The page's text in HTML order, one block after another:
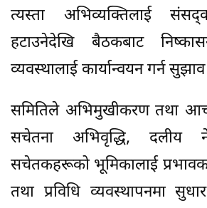
त्यस्ता अभिव्यक्तिलाई
हटाउनेदेखि बैठकबाट
व्यवस्थालाई कार्यान्वयन गर्न
समितिले अभिमुखीकरण तथा
सचेतना अभिवृद्धि, दलीय
सचेतकहरूको भूमिकालाई
तथा प्रविधि व्यवस्थापनमा सुधार